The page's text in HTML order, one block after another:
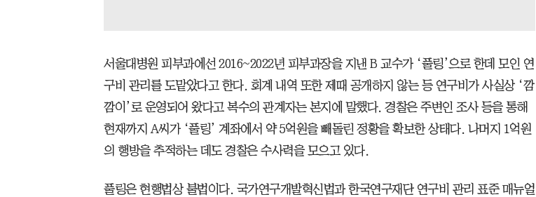
서울대병원 피부과에선 2016~2022년 피부과장을 지낸 B 교수가 ‘풀링’으로 한데 모인 연
구비 관리를 도맡았다고 한다. 회계 내역 또한 제때 공개하지 않는 등 연구비가 사실상 ‘깜
깜이’로 운영되어 왔다고 복수의 관계자는 본지에 말했다. 경찰은 주변인 조사 등을 통해
현재까지 A씨가 ‘풀링’ 계좌에서 약 5억원을 빼돌린 정황을 확보한 상태다. 나머지 1억원
의 행방을 추적하는 데도 경찰은 수사력을 모으고 있다.
풀링은 현행법상 불법이다. 국가연구개발혁신법과 한국연구재단 연구비 관리 표준 매뉴얼